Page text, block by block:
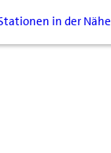
in der Nähe